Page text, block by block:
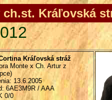
Kráľovská
Kráľovská stráž
Monte x Ch. Artur z
13.6.2005
6AE3M9R / AAA
0/0